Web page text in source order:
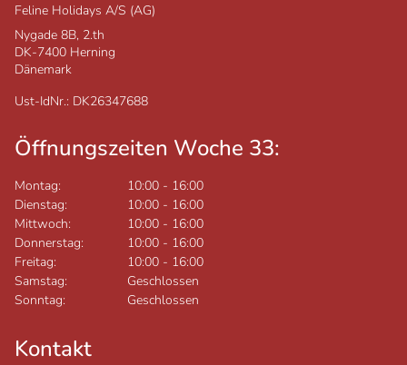
Feline Holidays A/S (AG)
Nygade 8B, 2.th
DK-7400 Herning
Dänemark
Ust-IdNr.: DK26347688
Öffnungszeiten Woche 33:
Montag: 10:00 - 16:00
Dienstag:
10:00 - 16:00
Mittwoch:
10:00 - 16:00
Donnerstag:
10:00 - 16:00
Freitag:
10:00 - 16:00
Samstag:
Geschlossen
Sonntag:
Geschlossen
Kontakt